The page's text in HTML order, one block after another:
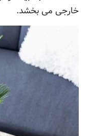
خارجی می بخشد.